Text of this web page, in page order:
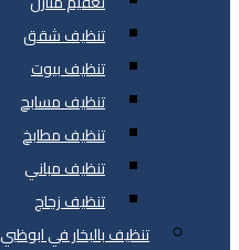
تنظيف شقق
تنظيف بيوت
تنظيف مسابح
تنظيف مطابخ
تنظيف مباني
تنظيف زجاج
تنظيف بالبخار في ابوظبي